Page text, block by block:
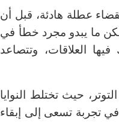
عطلة هادئة، قبل أن
ما يبدو مجرد خطأ في
العلاقات، وتتصاعد
حيث تختلط النوايا
في تجربة تسعى إلى إبقاء